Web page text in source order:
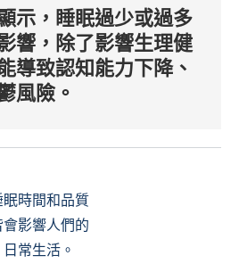
示，睡眠過少或過多
響，除了影響生理健
導致認知能力下降、
風險。
眠時間和品質
會影響人們的
日常生活。